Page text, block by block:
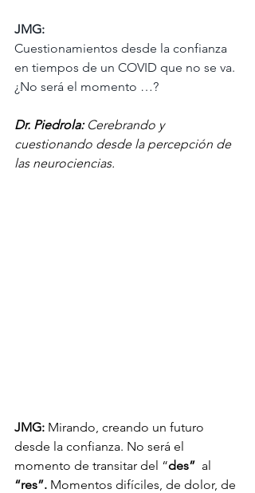
JMG:
Cuestionamientos desde la confianza
en tiempos de un COVID que no se va.
¿No será el momento …?
Dr. Piedrola: Cerebrando y
cuestionando desde la percepción de
las neurociencias.
JMG: Mirando, creando un futuro
desde la confianza. No será el
momento de transitar del “des” al
“res”. Momentos difíciles, de dolor, de